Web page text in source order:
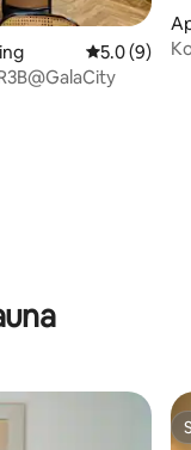
Penarafan
5.0 (9)